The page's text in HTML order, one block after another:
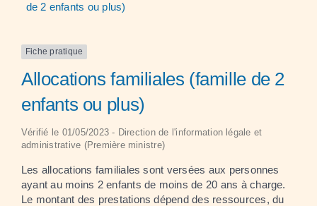
de 2 enfants ou plus)
Fiche pratique
Allocations familiales (famille de 2
enfants ou plus)
Vérifié le 01/05/2023 - Direction de l'information légale et
administrative (Première ministre)
Les allocations familiales sont versées aux personnes
ayant au moins 2 enfants de moins de 20 ans à charge.
Le montant des prestations dépend des ressources, du